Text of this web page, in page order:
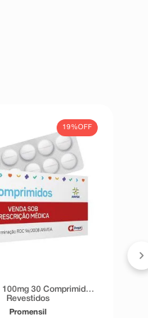
19%OFF
100mg 30 Comprimidos
Revestidos
Promensil